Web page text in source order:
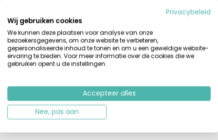
toneelvoorstelling tot themaweek.
Vakantie vieren tussen de wilde dieren?
Je kunt ook overnachten ophet Safari Resort van de
Beekse bergen . Wil jij ook slapen tussen de wilde dieren in
Safari Resort Beekse Bergen? En dan ook nog eens gratis
luxe Lodge of een van de avontuurlijke Boomhutten
tussen twee savannes en een leeuwenvlakte. Na een
avontuurlijke dag in het safaripark, sta je vanuit je eigen
lodge of boomhut oog in oog met nóg meer
Privacybeleid
Wij gebruiken cookies
We kunnen deze plaatsen voor analyse van onze
bezoekersgegevens, om onze website te verbeteren,
gepersonaliseerde inhoud te tonen en om u een geweldige website-
ervaring te bieden. Voor meer informatie over de cookies die we
gebruiken opent u de instellingen.
Accepteer alles
Nee, pas aan